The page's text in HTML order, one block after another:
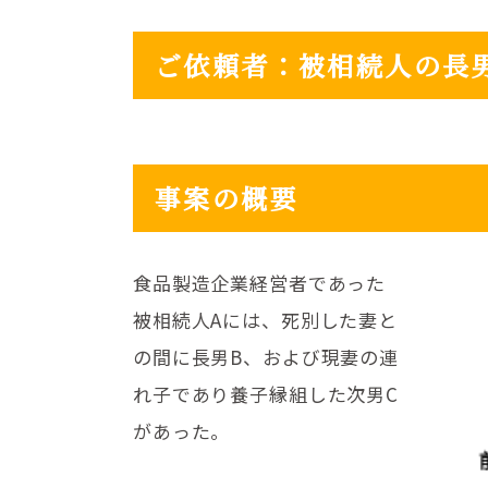
ご依頼者：被相続人の長
事案の概要
食品製造企業経営者であった
被相続人Aには、死別した妻と
の間に長男B、および現妻の連
れ子であり養子縁組した次男C
があった。